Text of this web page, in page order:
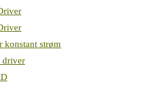
konstant strøm